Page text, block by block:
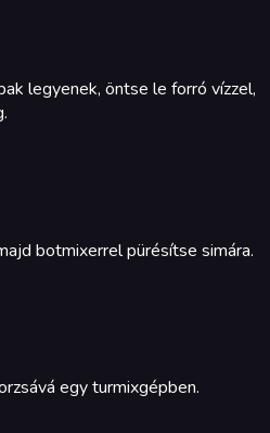
legyenek, öntse le forró vízzel,
botmixerrel pürésítse simára.
egy turmixgépben.